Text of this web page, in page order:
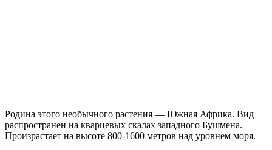
Родина этого необычного растения — Южная Африка. Вид
распространен на кварцевых скалах западного Бушмена.
Произрастает на высоте 800-1600 метров над уровнем моря.